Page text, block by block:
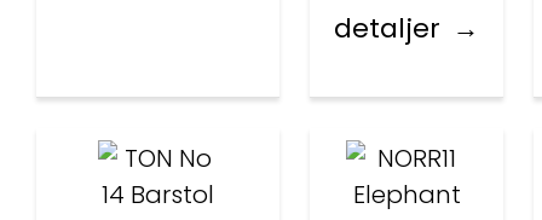
detaljer